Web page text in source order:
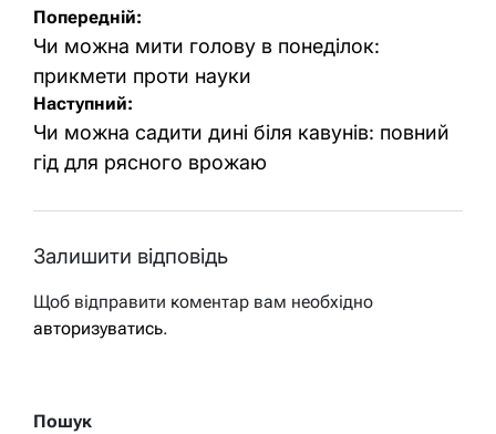
Навігація
записів
Попередній:
Чи можна мити голову в понеділок:
прикмети проти науки
Наступний:
Чи можна садити дині біля кавунів: повний
гід для рясного врожаю
Залишити відповідь
Щоб відправити коментар вам необхідно
авторизуватись.
Пошук